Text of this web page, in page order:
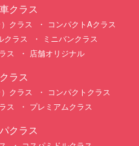
クラス
クラス
コンパクトAクラス
クラス
ミニバンクラス
ス 店舗オリジナル
ラス
クラス
コンパクトクラス
ス プレミアムクラス
クラス